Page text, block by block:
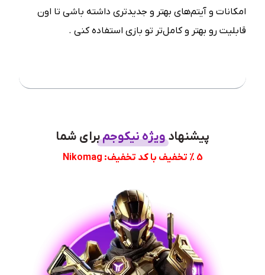
امکانات و آیتم‌های بهتر و جدیدتری داشته باشی تا اون
قابلیت رو بهتر و کامل‌تر تو بازی استفاده کنی .
پیشنهادویژه نیکوجمبرای شما
5 % تخفیف با کد تخفیف: Nikomag